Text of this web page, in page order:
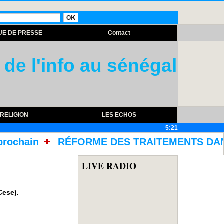
DE PRESSE Contact
l'info au sénégal
RELIGION
LES ECHOS
5:21
DES TRAITEMENTS DANS LES PRISONS
LIVE RADIO